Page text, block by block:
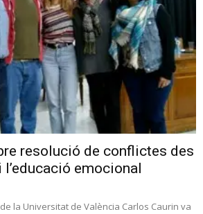
resolució de conflictes des
emocional
la Universitat de València Carlos Caurin va